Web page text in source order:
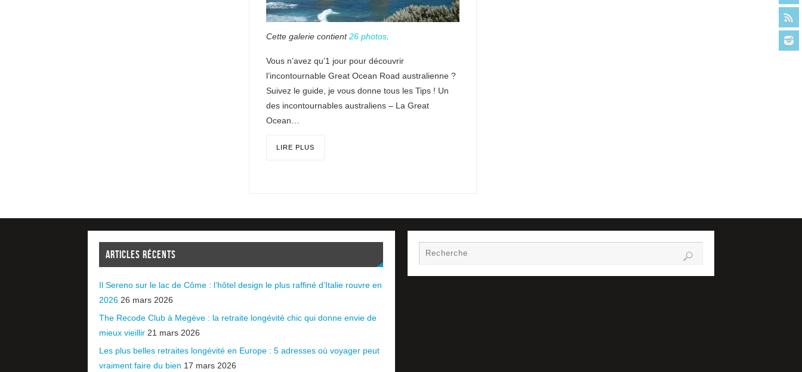
Cette galerie contient26 photos
Vous n’avez qu’1 jour pour découvrir
l’incontournable Great Ocean Road australienne ?
Suivez le guide, je vous donne tous les Tips ! Un
des incontournables australiens – La Great
Ocean…
LIRE PLUS
ARTICLES RÉCENTS
Il Sereno sur le lac de Côme : l’hôtel design le plus raffiné d’Italie rouvre en
2026 26 mars 2026
The Recode Club à Megève : la retraite longévité chic qui donne envie de
mieux vieillir 21 mars 2026
Les plus belles retraites longévité en Europe : 5 adresses où voyager peut
vraiment faire du bien 17 mars 2026